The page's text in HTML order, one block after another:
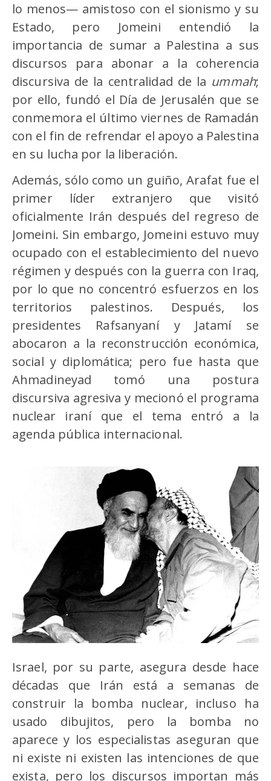
lo menos— amistoso con el sionismo y su
Estado, pero Jomeini entendió la
importancia de sumar a Palestina a sus
discursos para abonar a la coherencia
discursiva de la centralidad de la ummah;
por ello, fundó el Día de Jerusalén que se
conmemora el último viernes de Ramadán
con el fin de refrendar el apoyo a Palestina
en su lucha por la liberación.
Además, sólo como un guiño, Arafat fue el
primer líder extranjero que visitó
oficialmente Irán después del regreso de
Jomeini. Sin embargo, Jomeini estuvo muy
ocupado con el establecimiento del nuevo
régimen y después con la guerra con Iraq,
por lo que no concentró esfuerzos en los
territorios palestinos. Después, los
presidentes Rafsanyaní y Jatamí se
abocaron a la reconstrucción económica,
social y diplomática; pero fue hasta que
Ahmadineyad tomó una postura
discursiva agresiva y mecionó el programa
nuclear iraní que el tema entró a la
agenda pública internacional.
Israel, por su parte, asegura desde hace
décadas que Irán está a semanas de
construir la bomba nuclear, incluso ha
usado dibujitos, pero la bomba no
aparece y los especialistas aseguran que
ni existe ni existen las intenciones de que
exista, pero los discursos importan más